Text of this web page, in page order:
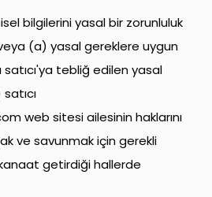
bilgilerini yasal bir zorunluluk
(a) yasal gereklere uygun
tebliğ edilen yasal
web sitesi ailesinin haklarını
ve savunmak için gerekli
getirdiği hallerde